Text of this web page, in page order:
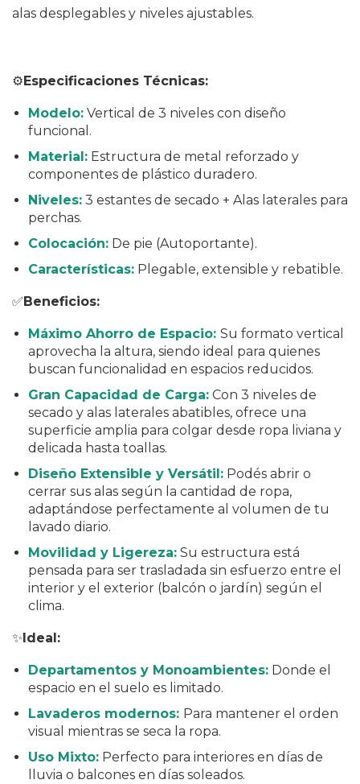
alas desplegables y niveles ajustables.
⚙️ Especificaciones Técnicas:
Modelo: Vertical de 3 niveles con diseño
funcional.
Material: Estructura de metal reforzado y
componentes de plástico duradero.
Niveles: 3 estantes de secado + Alas laterales para
perchas.
Colocación: De pie (Autoportante).
Características: Plegable, extensible y rebatible.
✅ Beneficios:
Máximo Ahorro de Espacio: Su formato vertical
aprovecha la altura, siendo ideal para quienes
buscan funcionalidad en espacios reducidos.
Gran Capacidad de Carga: Con 3 niveles de
secado y alas laterales abatibles, ofrece una
superficie amplia para colgar desde ropa liviana y
delicada hasta toallas.
Diseño Extensible y Versátil: Podés abrir o
cerrar sus alas según la cantidad de ropa,
adaptándose perfectamente al volumen de tu
lavado diario.
Movilidad y Ligereza: Su estructura está
pensada para ser trasladada sin esfuerzo entre el
interior y el exterior (balcón o jardín) según el
clima.
✨ Ideal:
Departamentos y Monoambientes: Donde el
espacio en el suelo es limitado.
Lavaderos modernos: Para mantener el orden
visual mientras se seca la ropa.
Uso Mixto: Perfecto para interiores en días de
lluvia o balcones en días soleados.